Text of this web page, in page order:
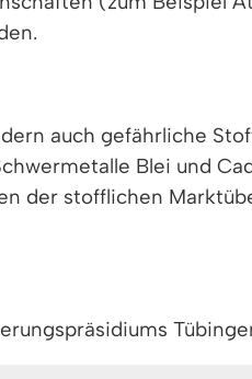
auch gefährliche
Blei und
der stofflichen